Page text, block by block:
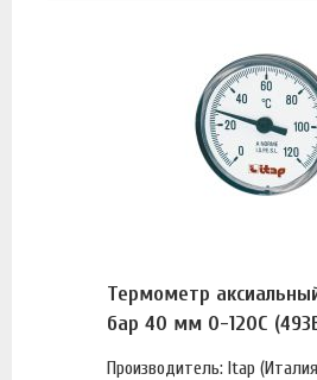
Термометр
бар 40 мм 0-120C
Производитель: Itap